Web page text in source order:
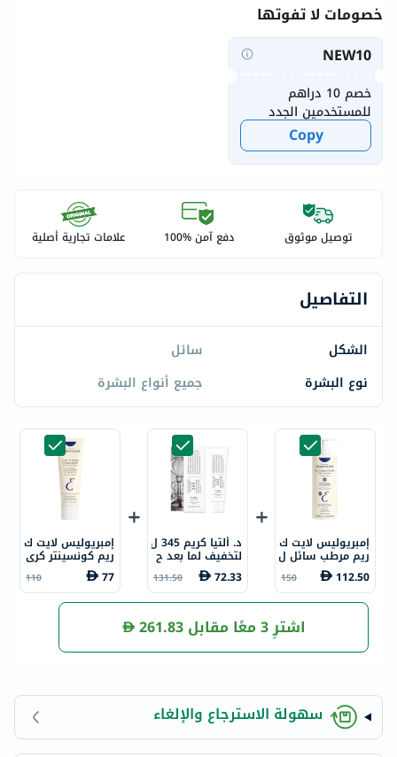
خصومات لا تفوتها
NEW10
خصم 10 دراهم
للمستخدمين الجدد
Copy
توصيل موثوق دفع آمن %100 علامات تجارية أصلية
التفاصيل
الشكل
سائل
نوع البشرة
جميع أنواع البشرة
إمبريوليس لايت ك
ريم مرطب سائل ل
لوجه والجسم 400
مل
112.50
150
د. ألتيا كريم 345 ل
لتخفيف لما بعد ح
ب الشباب 50 مل
72.33
131.50
إمبريوليس لايت ك
ريم كونسينتر كري
م ترطيب الوجه مت
عدد الاستخدامات
75 مل
77
110
اشترِ 3 معًا مقابل 261.83
سهولة الاسترجاع والإلغاء